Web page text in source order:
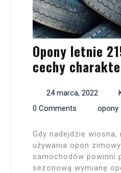
Opony letnie
cechy
24 marca, 2022
0 Comments
opony
Gdy nadejdzie
używania opon
samochodów powinni
sezonową wymianę